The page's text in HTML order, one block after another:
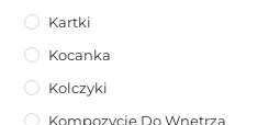
Kartki
Kocanka
Kolczyki
Kompozycje Do Wnętrza